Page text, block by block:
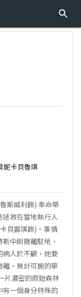
妮卡貝魯琪
斯威利飾) 奉命帶
救在當地執行人
貝露琪飾)。事情
中尉撤離駐地，
病人於不顧，她要
離，無計可施的華
片濃密的原始森林
有一個身分特殊的